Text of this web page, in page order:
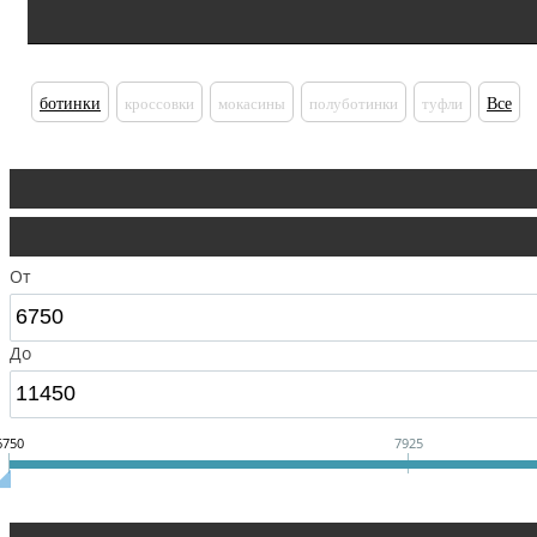
ботинки кроссовки мокасины полуботинки туфли Все
От
До
7925